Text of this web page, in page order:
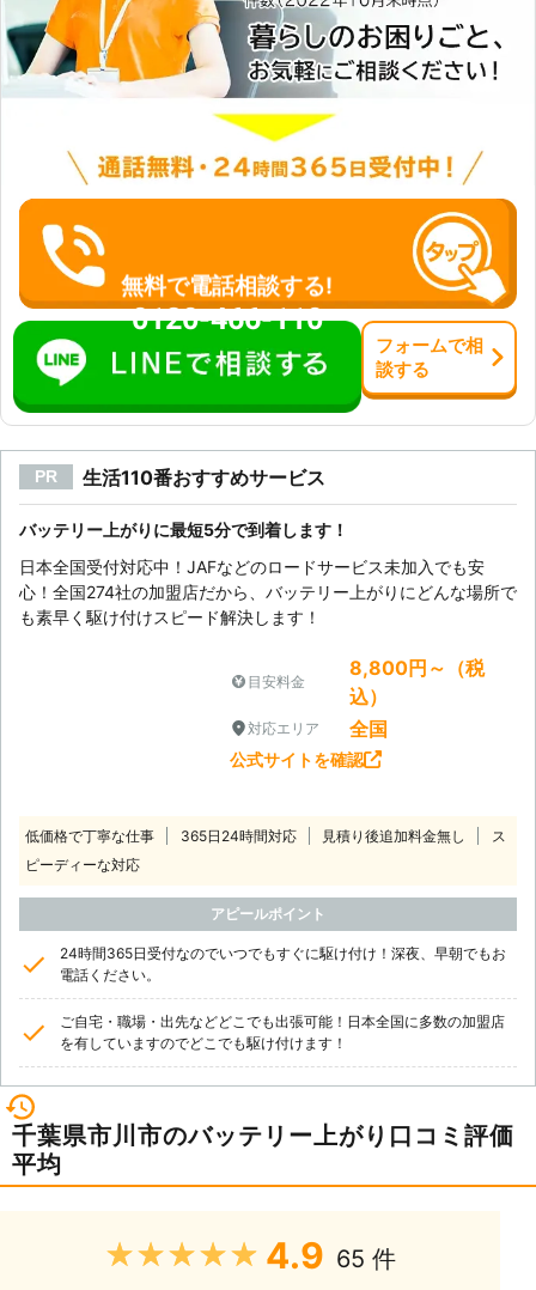
無料で電話相談する!
0120-466-110
フォームで相
談する
PR 生活110番おすすめサービス
バッテリー上がりに最短5分で到着します！
日本全国受付対応中！JAFなどのロードサービス未加入でも安
心！全国274社の加盟店だから、バッテリー上がりにどんな場所で
も素早く駆け付けスピード解決します！
目安料金
8,800円～（税
込）
対応エリア 全国
公式サイトを確認
低価格で丁寧な仕事 365日24時間対応 見積り後追加料金無し
ス
ピーディーな対応
アピールポイント
24時間365日受付なのでいつでもすぐに駆け付け！深夜、早朝でもお
電話ください。
ご自宅・職場・出先などどこでも出張可能！日本全国に多数の加盟店
を有していますのでどこでも駆け付けます！
千葉県市川市のバッテリー上がり口コミ評価
平均
★★★★★ 4.9 65 件